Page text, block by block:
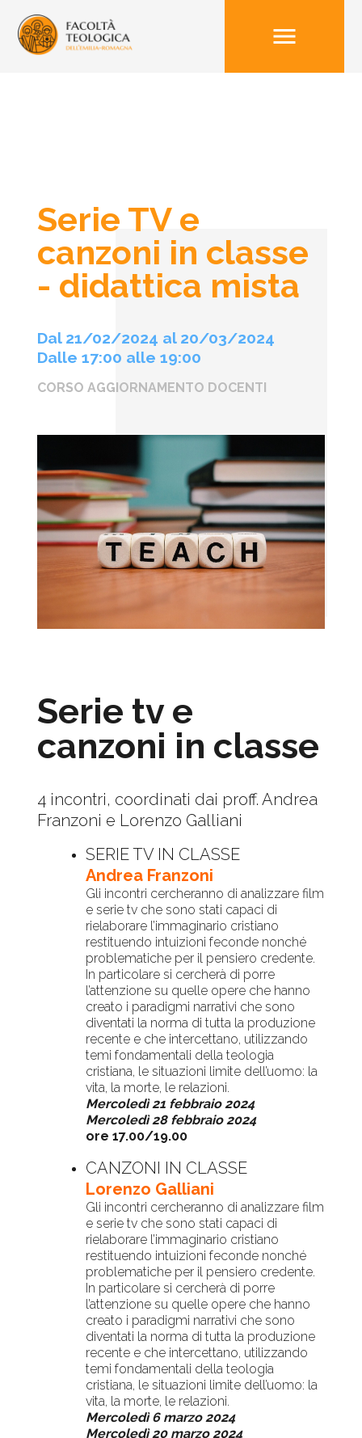
menu
Serie TV e
canzoni in classe
- didattica mista
Dal 21/02/2024 al 20/03/2024
Dalle 17:00 alle 19:00
CORSO AGGIORNAMENTO DOCENTI
Serie tv e
canzoni in classe
4 incontri, coordinati dai proff. Andrea
Franzoni e Lorenzo Galliani
SERIE TV IN CLASSE
Andrea Franzoni
Gli incontri cercheranno di analizzare film
e serie tv che sono stati capaci di
rielaborare l’immaginario cristiano
restituendo intuizioni feconde nonché
problematiche per il pensiero credente.
In particolare si cercherà di porre
l’attenzione su quelle opere che hanno
creato i paradigmi narrativi che sono
diventati la norma di tutta la produzione
recente e che intercettano, utilizzando
temi fondamentali della teologia
cristiana, le situazioni limite dell’uomo: la
vita, la morte, le relazioni.
Mercoledì 21 febbraio 2024
Mercoledì 28 febbraio 2024
ore 17.00/19.00
CANZONI IN CLASSE
Lorenzo Galliani
Gli incontri cercheranno di analizzare film
e serie tv che sono stati capaci di
rielaborare l’immaginario cristiano
restituendo intuizioni feconde nonché
problematiche per il pensiero credente.
In particolare si cercherà di porre
l’attenzione su quelle opere che hanno
creato i paradigmi narrativi che sono
diventati la norma di tutta la produzione
recente e che intercettano, utilizzando
temi fondamentali della teologia
cristiana, le situazioni limite dell’uomo: la
vita, la morte, le relazioni.
Mercoledì 6 marzo 2024
Mercoledì 20 marzo 2024